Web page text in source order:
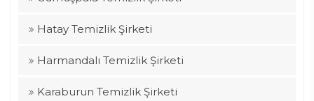
Hatay Temizlik Şirketi
Harmandalı Temizlik Şirketi
Karaburun Temizlik Şirketi